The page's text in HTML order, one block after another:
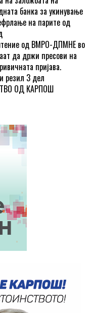
банка за укинување
на парите од
од ВМРО-ДПМНЕ во
да држи пресови на
пријава.
резил 3 дел
ОД КАРПОШ